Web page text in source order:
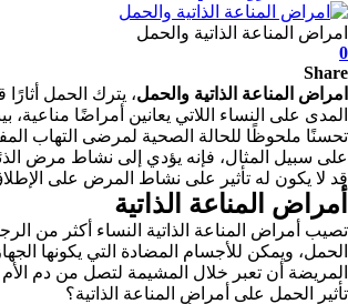
امراض المناعة الذاتية والحمل
0
Share
امراض المناعة الذاتية والحمل، يترك الحمل
المدى على النساء اللاتي يعانين أمراضًا مناعية،
تحسنًا ملحوظًا للحالة الصحية لمرضى التهاب
على سبيل المثال، فإنه يؤدي إلى نشاط مرض
قد لا يكون له تأثير على نشاط المرض على
أمراض المناعة الذاتية
تصيب أمراض المناعة الذاتية النساء أكثر من
الحمل، ويمكن للأجسام المضادة التي يكونها
المريضة أن تعبر خلال المشيمة لتصل من دم الأم
تأثير الحمل على أمراض المناعة الذاتية؟